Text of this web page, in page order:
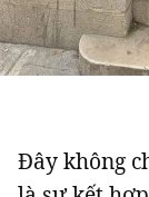
Đây không